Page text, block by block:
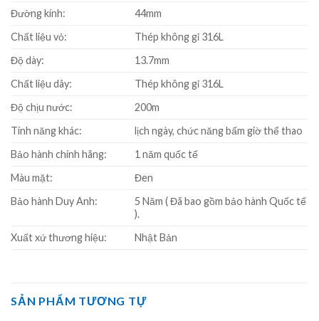
Đường kính:
44mm
Chất liệu vỏ:
Thép không gỉ 316L
Độ dày:
13.7mm
Chất liệu dây:
Thép không gỉ 316L
Độ chịu nước:
200m
Tính năng khác:
lịch ngày, chức năng bấm giờ thể thao
Bảo hành chính hãng:
1 năm quốc tế
Màu mặt:
Đen
Bảo hành Duy Anh:
5 Năm ( Đã bao gồm bảo hành Quốc tế
).
Xuất xứ thương hiệu:
Nhật Bản
SẢN PHẨM TƯƠNG TỰ